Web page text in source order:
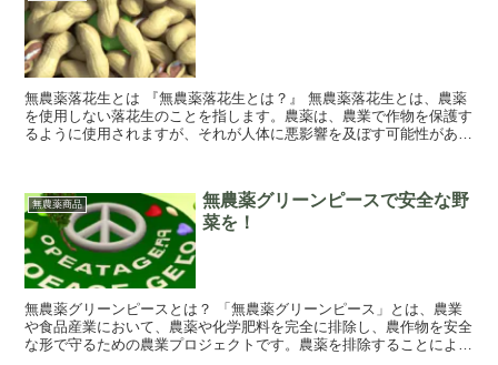
無農薬落花生とは 『無農薬落花生とは？』 無農薬落花生とは、農薬
を使用しない落花生のことを指します。農薬は、農業で作物を保護す
るように使用されますが、それが人体に悪影響を及ぼす可能性がある
無農薬商品
無農薬グリーンピースで安全な野
菜を！
無農薬グリーンピースとは？ 「無農薬グリーンピース」とは、農業
や食品産業において、農薬や化学肥料を完全に排除し、農作物を安全
な形で守るための農業プロジェクトです。農薬を排除することによ